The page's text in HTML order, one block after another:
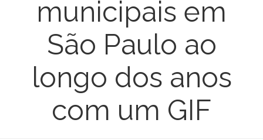
municipais em
São Paulo ao
longo dos anos
com um GIF